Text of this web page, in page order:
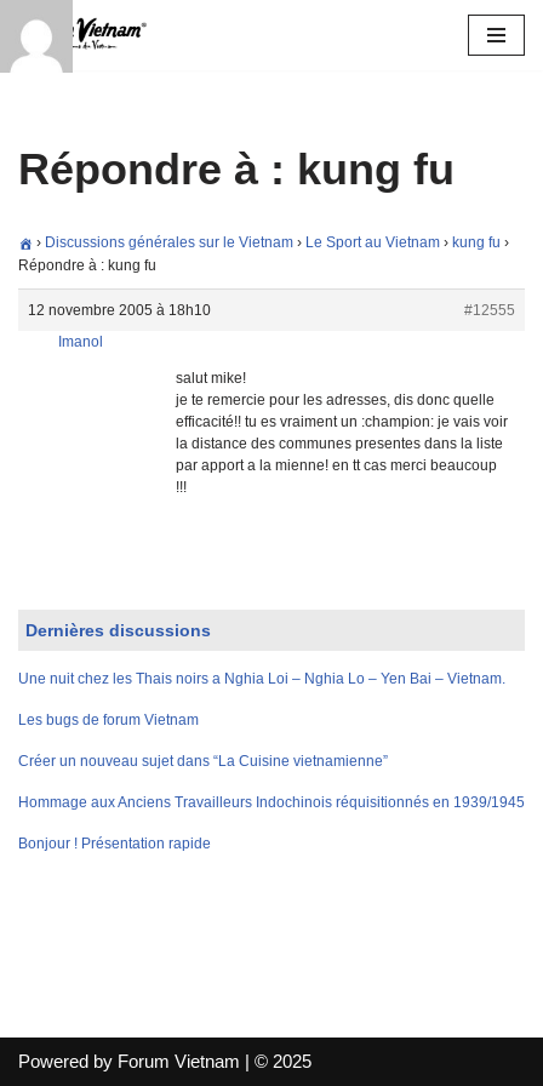
Aller
Répondre à : kung fu
› Discussions générales sur le Vietnam › Le Sport au Vietnam › kung fu ›
Répondre à : kung fu
12 novembre 2005 à 18h10
#12555
Imanol
salut mike!
je te remercie pour les adresses, dis donc quelle
efficacité!! tu es vraiment un :champion: je vais voir
la distance des communes presentes dans la liste
par apport a la mienne! en tt cas merci beaucoup
!!!
Dernières discussions
Une nuit chez les Thais noirs a Nghia Loi – Nghia Lo – Yen Bai – Vietnam.
Les bugs de forum Vietnam
Créer un nouveau sujet dans “La Cuisine vietnamienne”
Hommage aux Anciens Travailleurs Indochinois réquisitionnés en 1939/1945
Bonjour ! Présentation rapide
Powered by Forum Vietnam | © 2025